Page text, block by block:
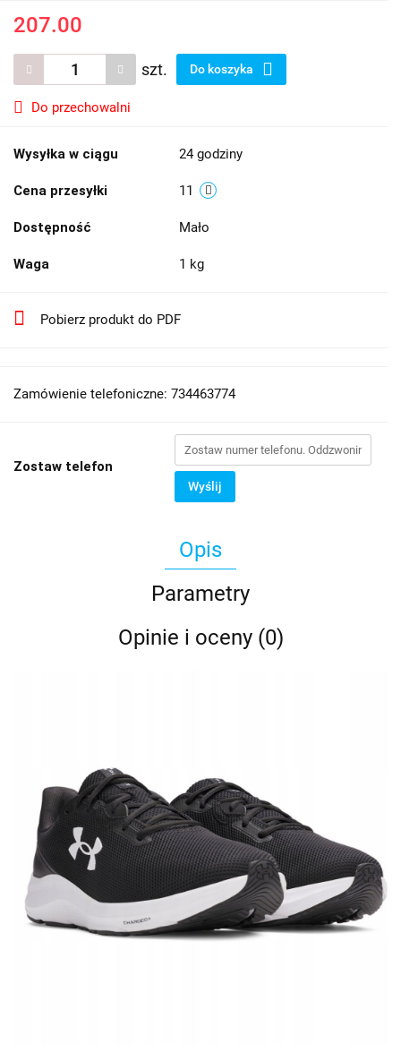
207.00
szt. Do koszyka
Do przechowalni
Wysyłka w ciągu 24 godziny
Cena przesyłki 11
Dostępność Mało
Waga 1 kg
Pobierz produkt do PDF
Zamówienie telefoniczne: 734463774
Zostaw telefon
Wyślij
Opis
Parametry
Opinie i oceny (0)